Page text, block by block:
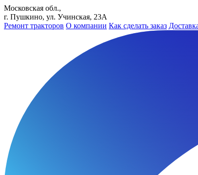
Московская обл.,
г. Пушкино, ул. Учинская, 23А
Ремонт тракторов О компании Как сделать заказ